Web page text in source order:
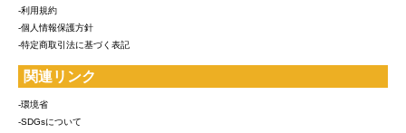
-利用規約
-個人情報保護方針
-特定商取引法に基づく表記
関連リンク
-環境省
-SDGsについて